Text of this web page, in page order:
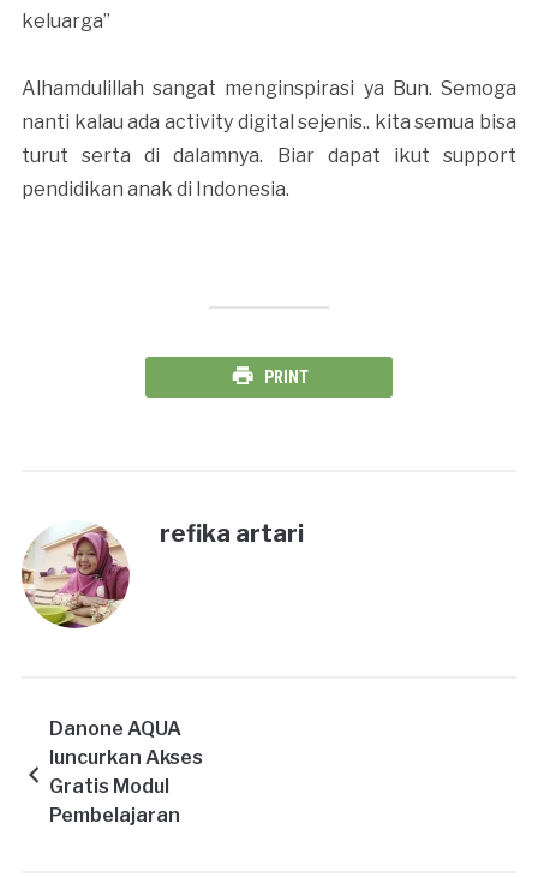
keluarga”
Alhamdulillah sangat menginspirasi ya Bun. Semoga
nanti kalau ada activity digital sejenis.. kita semua bisa
turut serta di dalamnya. Biar dapat ikut support
pendidikan anak di Indonesia.
PRINT
refika artari
Danone AQUA
luncurkan Akses
Gratis Modul
Pembelajaran